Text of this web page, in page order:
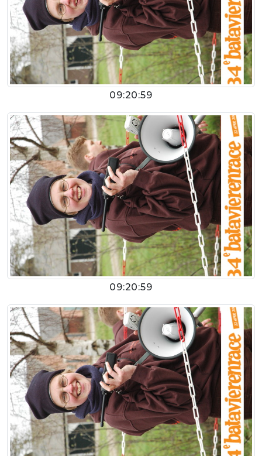
09:20:59
09:20:59